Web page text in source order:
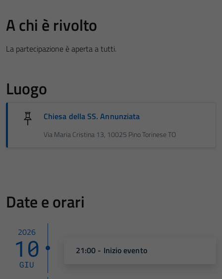
A chi è rivolto
La partecipazione è aperta a tutti.
Luogo
Chiesa della SS. Annunziata
Via Maria Cristina 13, 10025 Pino Torinese TO
Date e orari
2026
10
GIU
21:00 - Inizio evento